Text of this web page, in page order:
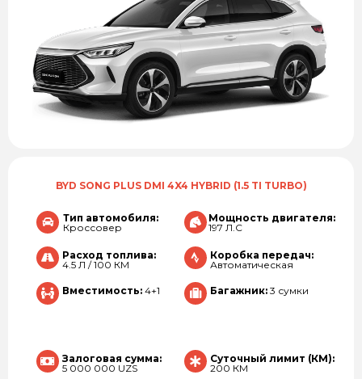
BYD SONG PLUS DMI 4X4 HYBRID (1.5 TI TURBO)
Тип автомобиля:
Кроссовер
Мощность двигателя:
197 Л.С
Расход топлива:
4.5 Л / 100 КМ
Коробка передач:
Автоматическая
Вместимость: 4+1 Багажник: 3 сумки
Залоговая сумма:
5 000 000 UZS
Суточный лимит (КМ):
200 КМ